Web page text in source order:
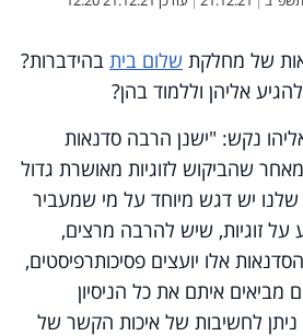
של מחלקת שלום בית בהידברות?
אליהן וללמוד בהן?
נקש: "ישנן הרבה סדנאות
שהביקוש לזוגיות מאושרת גדול
יש דגש מיוחד על מי שמעביר
זוגיות, שיש להרבה מרצים,
אלו יועצים פסיכותרפיסטים,
איתם את כל הניסיון
לחשיבות של איכות הקשר של